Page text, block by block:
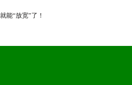
能“放宽”了！